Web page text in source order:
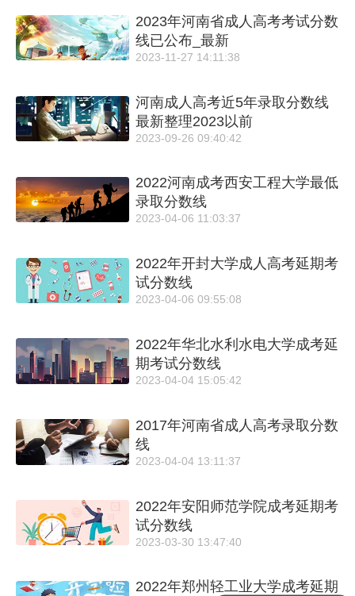
2023年河南省成人高考考试分数
线已公布_最新
2023-11-27 14:11:38
河南成人高考近5年录取分数线
最新整理2023以前
2023-09-26 09:40:42
2022河南成考西安工程大学最低
录取分数线
2023-04-06 11:03:37
2022年开封大学成人高考延期考
试分数线
2023-04-06 09:55:08
2022年华北水利水电大学成考延
期考试分数线
2023-04-04 15:05:42
2017年河南省成人高考录取分数
线
2023-04-04 13:11:37
2022年安阳师范学院成考延期考
试分数线
2023-03-30 13:47:40
2022年郑州轻工业大学成考延期